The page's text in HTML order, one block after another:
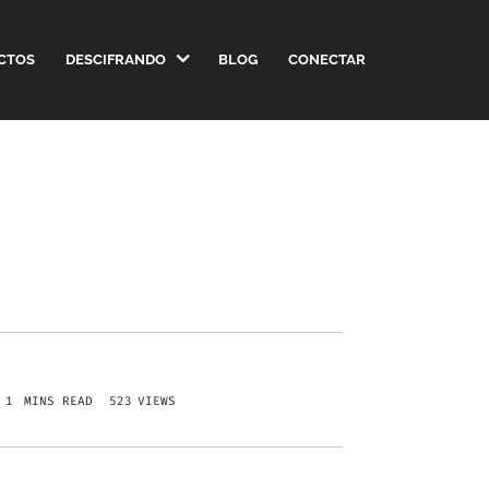
DESCIFRANDO BLOG CONECTAR
VIEWS
523